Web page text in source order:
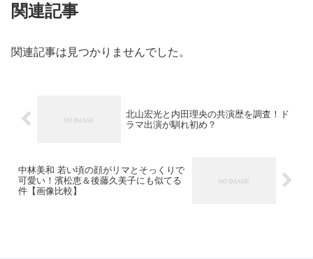
関連記事
関連記事は見つかりませんでした。
北山宏光と内田理央の共演歴を調査！ド
ラマ出演が馴れ初め？
中林美和 若い頃の顔がリマとそっくりで
可愛い！濱松恵＆後藤久美子にも似てる
件【画像比較】